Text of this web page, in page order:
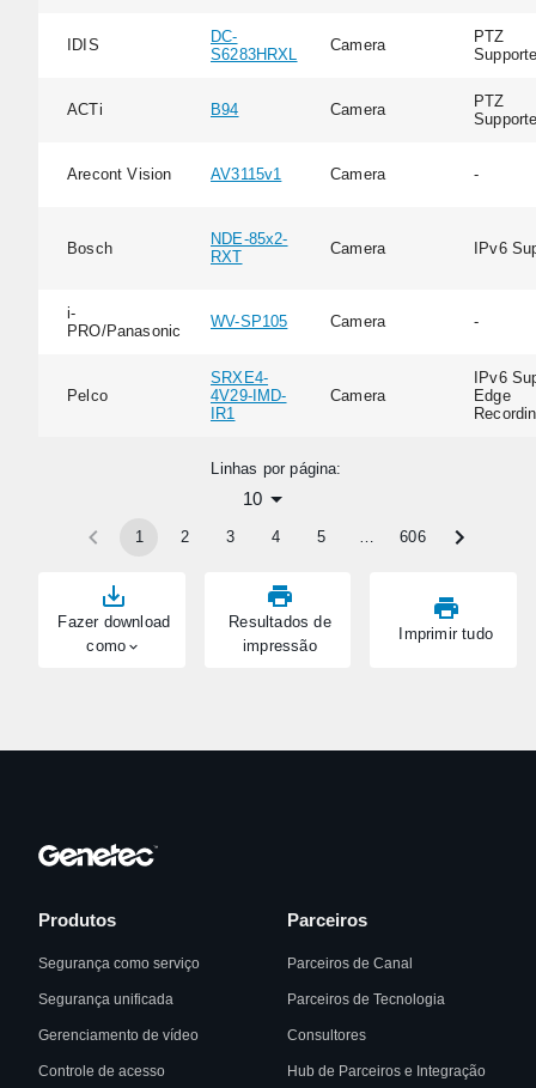
Fazer download
como
Resultados de
impressão
Imprimir tudo
IDIS
DC-
S6283HRXL
Camera
PTZ
ACTi B94 Camera
PTZ
Arecont Vision AV3115v1 Camera -
Bosch
NDE-85x2-
RXT
Camera IPv6
i-
PRO/Panasonic
WV-SP105 Camera -
Pelco
SRXE4-
4V29-IMD-
IR1
Camera
IPv6
Edge
Linhas por página:
10
1 2 3 4 5 … 606
Produtos
Segurança como serviço
Segurança unificada
Gerenciamento de vídeo
Controle de acesso
Parceiros
Parceiros de Canal
Parceiros de Tecnologia
Consultores
Hub de Parceiros e Integração